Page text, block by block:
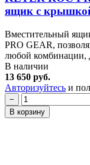
ящик с
Вместительный
PRO GEAR,
любой комбинации,
В наличии
13 650 руб.
Авторизуйтесь и
−
В корзину